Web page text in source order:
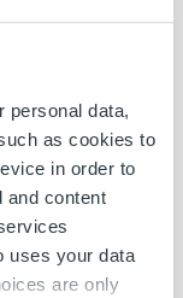
personal data,
as cookies to
in order to
and content
uses your data
are only
vuoksi
että osa
vuoden
-palvelua
/
saamme asiasi